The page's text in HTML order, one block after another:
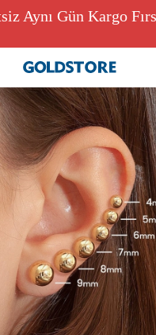
Aynı Gün Kargo